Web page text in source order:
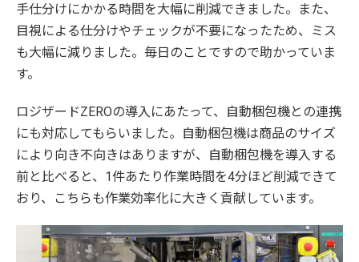
手仕分けにかかる時間を大幅に削減できました。また、
目視による仕分けやチェックが不要になったため、ミス
も大幅に減りました。毎日のことですので助かっていま
す。
ロジザードZEROの導入にあたって、自動梱包機との連携
にも対応してもらいました。自動梱包機は商品のサイズ
により向き不向きはありますが、自動梱包機を導入する
前と比べると、1件あたり作業時間を4分ほど削減できて
おり、こちらも作業効率化に大きく貢献しています。